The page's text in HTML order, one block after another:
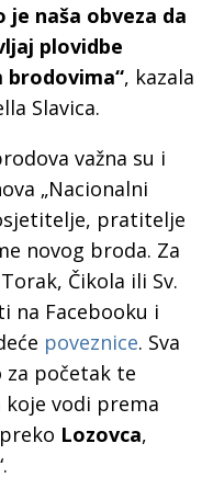
naša obveza da
plovidbe
, kazala
Slavica.
važna su i
„Nacionalni
pratitelje
novog broda. Za
Čikola ili Sv.
na Facebooku i
poveznice. Sva
za početak te
vodi prema
Lozovca,